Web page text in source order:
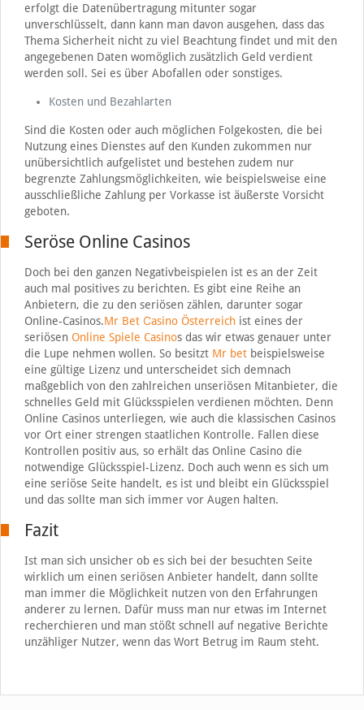
erfolgt die Datenübertragung mitunter sogar
unverschlüsselt, dann kann man davon ausgehen, dass das
Thema Sicherheit nicht zu viel Beachtung findet und mit den
angegebenen Daten womöglich zusätzlich Geld verdient
werden soll. Sei es über Abofallen oder sonstiges.
Kosten und Bezahlarten
Sind die Kosten oder auch möglichen Folgekosten, die bei
Nutzung eines Dienstes auf den Kunden zukommen nur
unübersichtlich aufgelistet und bestehen zudem nur
begrenzte Zahlungsmöglichkeiten, wie beispielsweise eine
ausschließliche Zahlung per Vorkasse ist äußerste Vorsicht
geboten.
Seröse Online Casinos
Doch bei den ganzen Negativbeispielen ist es an der Zeit
auch mal positives zu berichten. Es gibt eine Reihe an
Anbietern, die zu den seriösen zählen, darunter sogar
Online-Casinos.Mr Bet Сasino Österreichist eines der
seriösen Online Spiele Casinos das wir etwas genauer unter
die Lupe nehmen wollen. So besitzt Mr bet beispielsweise
eine gültige Lizenz und unterscheidet sich demnach
maßgeblich von den zahlreichen unseriösen Mitanbieter, die
schnelles Geld mit Glücksspielen verdienen möchten. Denn
Online Casinos unterliegen, wie auch die klassischen Casinos
vor Ort einer strengen staatlichen Kontrolle. Fallen diese
Kontrollen positiv aus, so erhält das Online Casino die
notwendige Glücksspiel-Lizenz. Doch auch wenn es sich um
eine seriöse Seite handelt, es ist und bleibt ein Glücksspiel
und das sollte man sich immer vor Augen halten.
Fazit
Ist man sich unsicher ob es sich bei der besuchten Seite
wirklich um einen seriösen Anbieter handelt, dann sollte
man immer die Möglichkeit nutzen von den Erfahrungen
anderer zu lernen. Dafür muss man nur etwas im Internet
recherchieren und man stößt schnell auf negative Berichte
unzähliger Nutzer, wenn das Wort Betrug im Raum steht.